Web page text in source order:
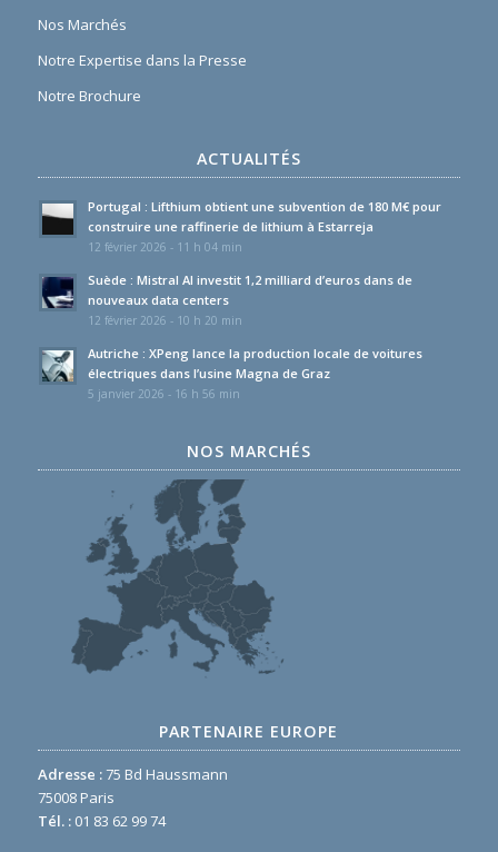
Nos Marchés
Notre Expertise dans la Presse
Notre Brochure
ACTUALITÉS
Portugal : Lifthium obtient une subvention de 180 M€ pour
construire une raffinerie de lithium à Estarreja
12 février 2026 - 11 h 04 min
Suède : Mistral AI investit 1,2 milliard d’euros dans de
nouveaux data centers
12 février 2026 - 10 h 20 min
Autriche : XPeng lance la production locale de voitures
électriques dans l’usine Magna de Graz
5 janvier 2026 - 16 h 56 min
NOS MARCHÉS
PARTENAIRE EUROPE
Adresse :75 Bd Haussmann
75008 Paris
Tél. :01 83 62 99 74